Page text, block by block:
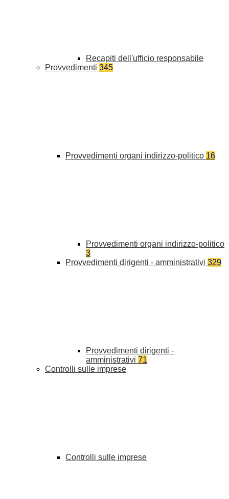
Recapiti dell'ufficio responsabile
Provvedimenti 345
Provvedimenti organi indirizzo-politico 16
Provvedimenti organi indirizzo-politico
3
Provvedimenti dirigenti - amministrativi 329
Provvedimenti dirigenti -
amministrativi 71
Controlli sulle imprese
Controlli sulle imprese